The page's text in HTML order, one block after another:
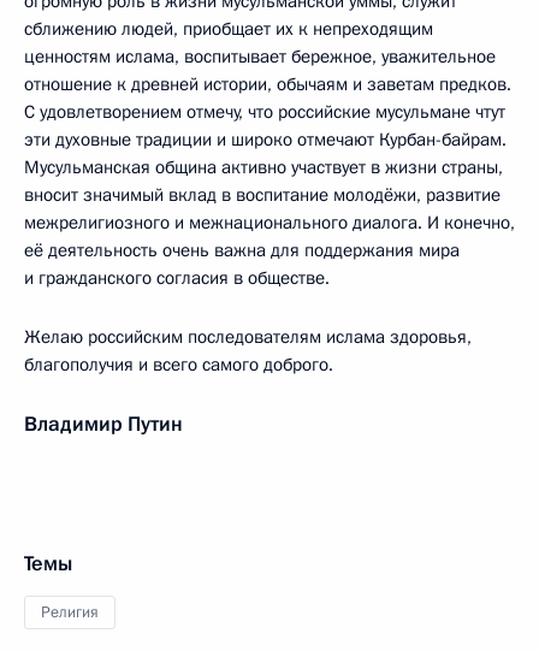
сближению людей, приобщает их к непреходящим
ценностям ислама, воспитывает бережное, уважительное
отношение к древней истории, обычаям и заветам предков.
С удовлетворением отмечу, что российские мусульмане чтут
эти духовные традиции и широко отмечают Курбан-байрам.
Мусульманская община активно участвует в жизни страны,
вносит значимый вклад в воспитание молодёжи, развитие
межрелигиозного и межнационального диалога. И конечно,
её деятельность очень важна для поддержания мира
и гражданского согласия в обществе.
Желаю российским последователям ислама здоровья,
благополучия и всего самого доброго.
Владимир Путин
Темы
Религия